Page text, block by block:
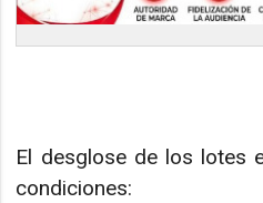
El desglose de los lotes
condiciones: